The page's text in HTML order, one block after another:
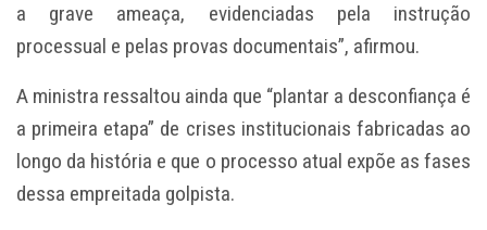
a grave ameaça, evidenciadas pela instrução
processual e pelas provas documentais”, afirmou.
A ministra ressaltou ainda que “plantar a desconfiança é
a primeira etapa” de crises institucionais fabricadas ao
longo da história e que o processo atual expõe as fases
dessa empreitada golpista.